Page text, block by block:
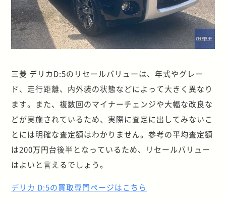
三菱 デリカD:5のリセールバリューは、年式やグレー
ド、走行距離、内外装の状態などによって大きく異なり
ます。また、複数回のマイナーチェンジや大幅な改良な
どが実施されているため、実際に査定に出してみないこ
とには明確な査定額はわかりません。参考の平均査定額
は200万円台後半となっているため、リセールバリュー
はよいと言えるでしょう。
デリカ D:5の買取専門ページはこちら